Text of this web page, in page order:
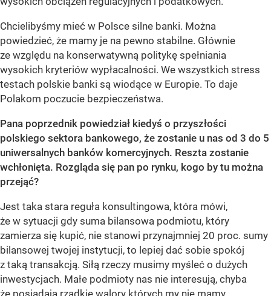
Chcielibyśmy mieć w Polsce silne banki. Można
powiedzieć, że mamy je na pewno stabilne. Głównie
ze względu na konserwatywną politykę spełniania
wysokich kryteriów wypłacalności. We wszystkich stress
testach polskie banki są wiodące w Europie. To daje
Polakom poczucie bezpieczeństwa.
Pana poprzednik powiedział kiedyś o przyszłości
polskiego sektora bankowego, że zostanie u nas od 3 do 5
uniwersalnych banków komercyjnych. Reszta zostanie
wchłonięta. Rozgląda się pan po rynku, kogo by tu można
przejąć?
Jest taka stara reguła konsultingowa, która mówi,
że w sytuacji gdy suma bilansowa podmiotu, który
zamierza się kupić, nie stanowi przynajmniej 20 proc. sumy
bilansowej twojej instytucji, to lepiej dać sobie spokój
z taką transakcją. Siłą rzeczy musimy myśleć o dużych
inwestycjach. Małe podmioty nas nie interesują, chyba